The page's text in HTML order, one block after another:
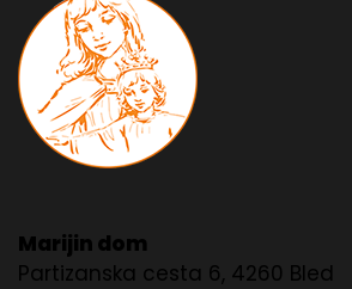
Marijin dom
Partizanska cesta 6, 4260 Bled